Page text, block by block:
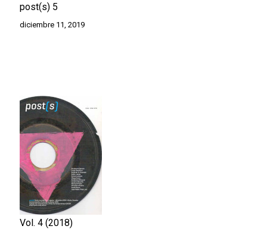
post(s) 5
diciembre 11, 2019
Vol. 4 2018